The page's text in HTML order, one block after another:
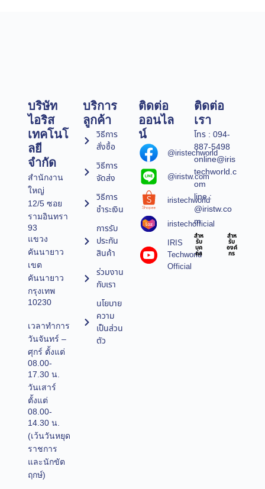
บริษัท
ไอริส
เทคโนโ
ลยี
จำกัด
สำนักงาน
ใหญ่
12/5 ซอย
รามอินทรา
93
แขวง
คันนายาว
เขต
คันนายาว
กรุงเทพ
10230
เวลาทำการ
วันจันทร์ –
ศุกร์ ตั้งแต่
08.00-
17.30 น.
วันเสาร์
ตั้งแต่
08.00-
14.30 น.
(เว้นวันหยุด
ราชการ
และนักขัต
ฤกษ์)
บริการ
ลูกค้า
วิธีการ
สั่งซื้อ
วิธีการ
จัดส่ง
วิธีการ
ชำระเงิน
การรับ
ประกัน
สินค้า
ร่วมงาน
กับเรา
นโยบาย
ความ
เป็นส่วน
ตัว
ติดต่อ
ออนไล
น์
@iristechworld
@iristw.com
iristechworld
iristechofficial
IRIS
Techworld
Official
ติดต่อ
เรา
โทร : 094-
887-5498
online@iris
techworld.c
om
line :
@iristw.co
m
สำห
รับ
บุค
คล
สำห
รับ
องค์
กร